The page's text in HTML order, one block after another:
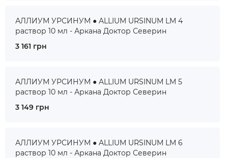
АЛЛИУМ УРСИНУМ ● ALLIUM URSINUM LM 4
раствор 10 мл - Аркана Доктор Северин
3 161 грн
АЛЛИУМ УРСИНУМ ● ALLIUM URSINUM LM 5
раствор 10 мл - Аркана Доктор Северин
3 149 грн
АЛЛИУМ УРСИНУМ ● ALLIUM URSINUM LM 6
раствор 10 мл - Аркана Доктор Северин